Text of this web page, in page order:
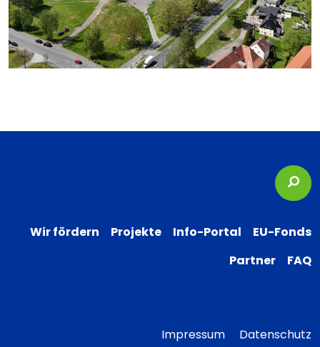
Wir fördern Projekte Info-Portal
EU-Fonds
Partner
FAQ
Impressum Datenschutz